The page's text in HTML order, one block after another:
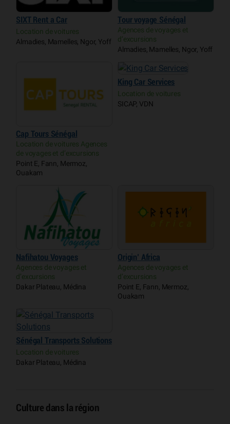
SIXT Rent a Car
Location de voitures
Almadies, Mamelles, Ngor, Yoff
Tour voyage Sénégal
Agences de voyages et
d’excursions
Almadies, Mamelles, Ngor, Yoff
Cap Tours Sénégal
Location de voitures Agences
de voyages et d’excursions
Point E, Fann, Mermoz,
Ouakam
King Car Services
Location de voitures
SICAP, VDN
Nafihatou Voyages
Agences de voyages et
d’excursions
Dakar Plateau, Médina
Origin’ Africa
Agences de voyages et
d’excursions
Point E, Fann, Mermoz,
Ouakam
Sénégal Transports Solutions
Location de voitures
Dakar Plateau, Médina
Culture dans la région